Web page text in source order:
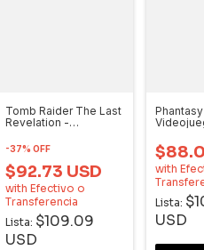
Tomb Raider The Last
Revelation -
Dreamcast
-37% OFF
$92.73 USD
with Efectivo o
Transferencia
Lista: $109.09
USD
with
Lista:
USD